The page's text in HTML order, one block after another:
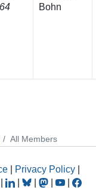
Bohn
All Members
Privacy Policy